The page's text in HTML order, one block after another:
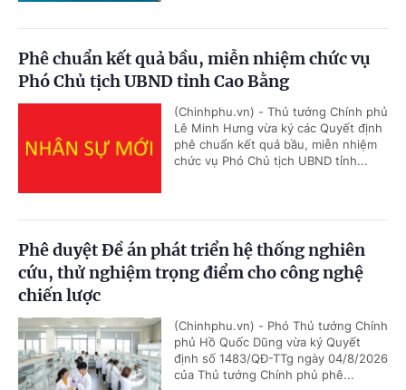
Phê chuẩn kết quả bầu, miễn nhiệm chức vụ
Phó Chủ tịch UBND tỉnh Cao Bằng
(Chinhphu.vn) - Thủ tướng Chính phủ
Lê Minh Hưng vừa ký các Quyết định
phê chuẩn kết quả bầu, miễn nhiệm
chức vụ Phó Chủ tịch UBND tỉnh...
Phê duyệt Đề án phát triển hệ thống nghiên
cứu, thử nghiệm trọng điểm cho công nghệ
chiến lược
(Chinhphu.vn) - Phó Thủ tướng Chính
phủ Hồ Quốc Dũng vừa ký Quyết
định số 1483/QĐ-TTg ngày 04/8/2026
của Thủ tướng Chính phủ phê...